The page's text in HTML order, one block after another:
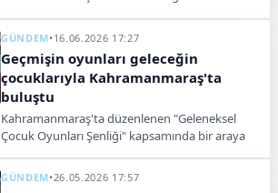
yayın açtığı ve olayın uluslararası dijital
bağlantılarının bulunduğu ortaya çıktı.
GÜNDEM•16.06.2026 17:27
Geçmişin oyunları geleceğin
çocuklarıyla Kahramanmaraş'ta
buluştu
Kahramanmaraş'ta düzenlenen "Geleneksel
Çocuk Oyunları Şenliği" kapsamında bir araya
yarışı gibi oyunlarla yarışarak kültürel mirası
GÜNDEM•26.05.2026 17:57